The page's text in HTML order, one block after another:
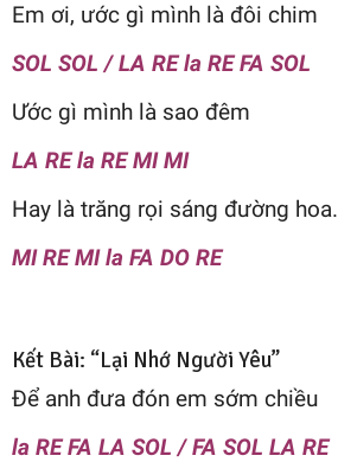
Em ơi, ước gì mình là đôi chim
SOL SOL / LA RE la RE FA SOL
Ước gì mình là sao đêm
LA RE la RE MI MI
Hay là trăng rọi sáng đường hoa.
MI RE MI la FA DO RE
Kết Bài: “Lại Nhớ Người Yêu”
Để anh đưa đón em sớm chiều
la RE FA LA SOL / FA SOL LA RE